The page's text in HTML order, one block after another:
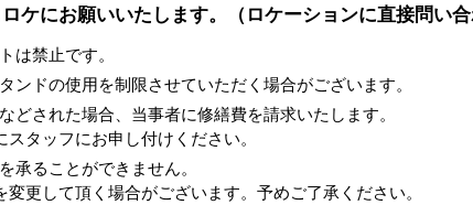
ケにお願いいたします。（ロケーションに直接問い
は禁止です。
ンドの使用を制限させていただく場合がございます。
どされた場合、当事者に修繕費を請求いたします。
タッフにお申し付けください。
承ることができません。
更して頂く場合がございます。予めご了承ください。